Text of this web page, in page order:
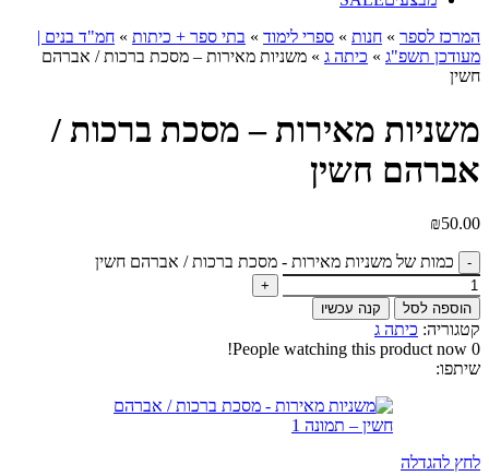
המרכז לספר » חנות » ספרי לימוד » בתי ספר + כיתות » חמ"ד בנים |
מעודכן תשפ"ג » כיתה ג » משניות מאירות – מסכת ברכות / אברהם
חשין
משניות מאירות – מסכת ברכות /
אברהם חשין
₪50.00
כמות של משניות מאירות - מסכת ברכות / אברהם חשין
הוספה לסל קנה עכשיו
קטגוריה: כיתה ג
0
People watching this product now!
שיתפו:
לחץ להגדלה